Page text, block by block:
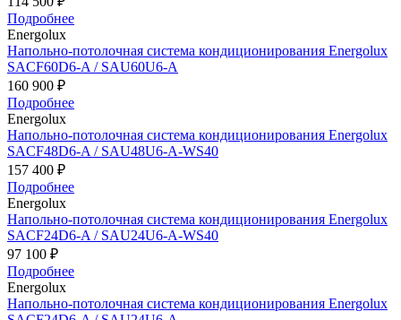
Подробнее
Energolux
Напольно-потолочная система кондиционирования Energolux
SAСF60D6-A / SAU60U6-A
160 900 ₽
Подробнее
Energolux
Напольно-потолочная система кондиционирования Energolux
SAСF48D6-A / SAU48U6-A-WS40
157 400 ₽
Подробнее
Energolux
Напольно-потолочная система кондиционирования Energolux
SAСF24D6-A / SAU24U6-A-WS40
97 100 ₽
Подробнее
Energolux
Напольно-потолочная система кондиционирования Energolux